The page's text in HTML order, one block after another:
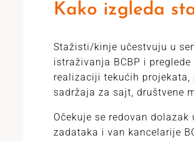
Kako izgleda
Stažisti/kinje učestvuju u
istraživanja BCBP i
realizaciji tekućih
sadržaja za sajt, društvene
Očekuje se redovan
zadataka i van kancelarije